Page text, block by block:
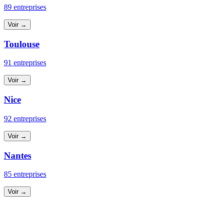
89 entreprises
Voir →
Toulouse
91 entreprises
Voir →
Nice
92 entreprises
Voir →
Nantes
85 entreprises
Voir →